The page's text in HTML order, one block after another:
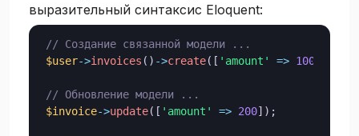
выразительный синтаксис Eloquent:
// Создание связанной модели ...
$user->invoices ( ) ->create( [ 'amount' => 100
// Обновление модели ...
$invoice->update( [ 'amount' => 200] ) ;